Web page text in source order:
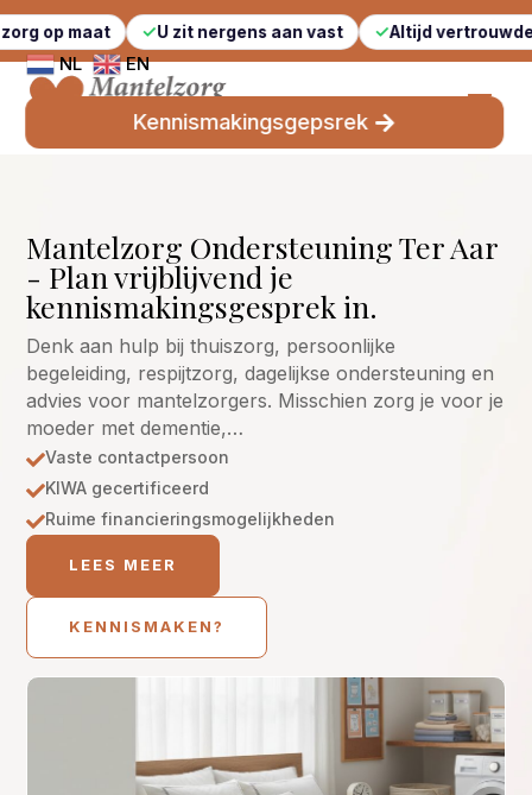
U zit nergens aan vast Altijd vertrouwde
NL EN
Kennismakingsgepsrek
Mantelzorg Ondersteuning Ter Aar
- Plan vrijblijvend je
kennismakingsgesprek in.
Denk aan hulp bij thuiszorg, persoonlijke
begeleiding, respijtzorg, dagelijkse ondersteuning en
advies voor mantelzorgers. Misschien zorg je voor je
moeder met dementie,…
Vaste contactpersoon
KIWA gecertificeerd
Ruime financieringsmogelijkheden
LEES MEER
KENNISMAKEN?